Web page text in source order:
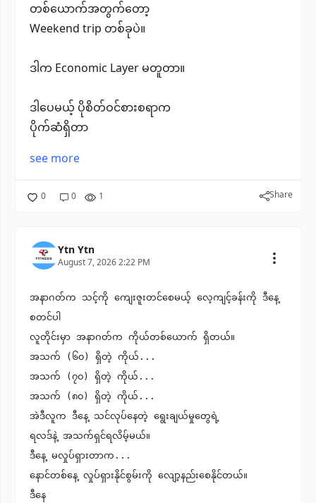
တစ်ယောက်အတွက်တော့
Weekend trip တစ်ခုပဲ။
ဒါက Economic Layer မတူတာ။
ဒါပေမယ့် ပိုစိတ်ဝင်စားစရာက
ပိုက်ဆံရှိတာ
see more
0 0 1 Share
Ytn Ytn
August 7, 2026 2:22 PM
အနာဂတ်က သင့်ကို ကျေးဇူးတင်စေမယ့် လေ့ကျင့်ခန်းကို ဒီနေ့
စတင်ပါ
လူတိုင်းမှာ အနာဂတ်က ကိုယ်တစ်ယောက် ရှိတယ်။
အသက် (၆၀) ရှိတဲ့ ကိုယ်...
အသက် (၇၀) ရှိတဲ့ ကိုယ်...
အသက် (၈၀) ရှိတဲ့ ကိုယ်...
အဲဒီလူက ဒီနေ့ သင်လုပ်နေတဲ့ ရွေးချယ်မှုတွေရဲ့
ရလဒ်နဲ့ အသက်ရှင်ရလိမ့်မယ်။
ဒီနေ့ မလှုပ်ရှားတာက...
နောင်တစ်နေ့ လှုပ်ရှားနိုင်စွမ်းကို လျော့နည်းစေနိုင်တယ်။
ဒီနေ